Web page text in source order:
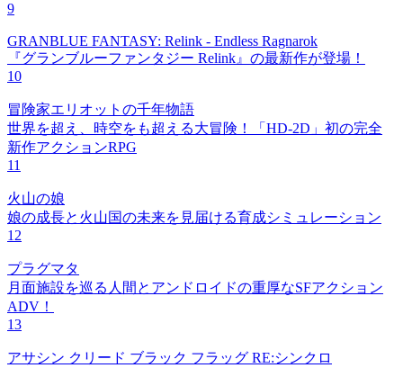
9
GRANBLUE FANTASY: Relink - Endless Ragnarok
『グランブルーファンタジー Relink』の最新作が登場！
10
冒険家エリオットの千年物語
世界を超え、時空をも超える大冒険！「HD-2D」初の完全
新作アクションRPG
11
火山の娘
娘の成長と火山国の未来を見届ける育成シミュレーション
12
プラグマタ
月面施設を巡る人間とアンドロイドの重厚なSFアクション
ADV！
13
アサシン クリード ブラック フラッグ RE:シンクロ